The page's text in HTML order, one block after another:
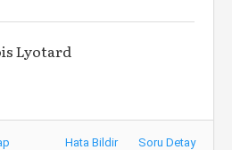
Lyotard
Hata Bildir Soru Detay